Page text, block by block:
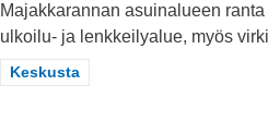
Majakkarannan asuinalueen
ulkoilu- ja lenkkeilyalue, myös
Rajaa tulokset teeman mukaan:
Keskusta